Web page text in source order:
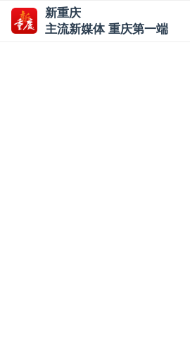
新重庆
主流新媒体 重庆第一端